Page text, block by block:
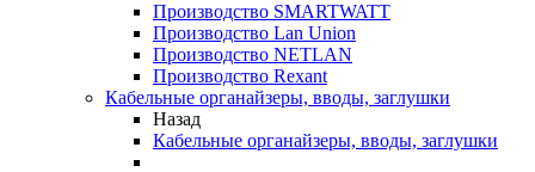
Производство SMARTWATT
Производство Lan Union
Производство NETLAN
Производство Rexant
Кабельные органайзеры, вводы, заглушки
Назад
Кабельные органайзеры, вводы, заглушки